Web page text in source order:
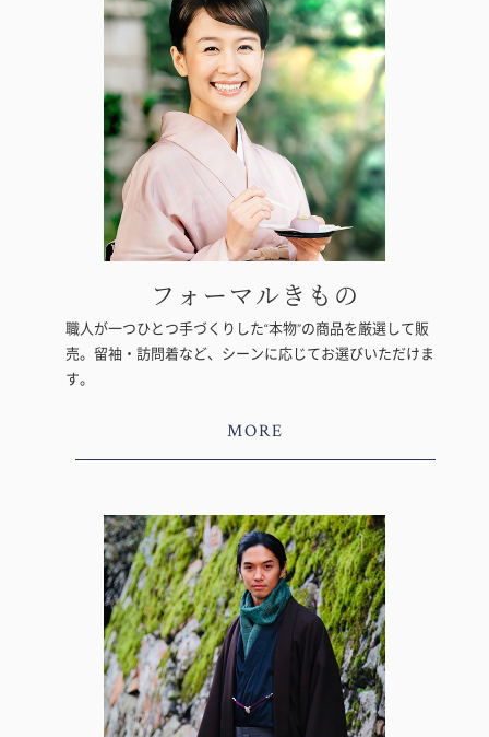
フォーマルきもの
職人が一つひとつ手づくりした“本物”の商品を厳選して販
売。留袖・訪問着など、シーンに応じてお選びいただけま
す。
MORE